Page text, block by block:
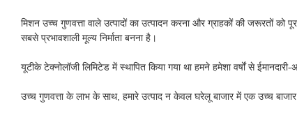
मिशन उच्च गुणवत्ता वाले उत्पादों का उत्पादन करना और ग्राहकों की जरूरतों
सबसे प्रभावशाली मूल्य निर्माता बनना है।
यूटीके टेक्नोलॉजी लिमिटेड में स्थापित किया गया था हमने हमेशा वर्षों से
उच्च गुणवत्ता के लाभ के साथ, हमारे उत्पाद न केवल घरेलू बाजार में एक उच्च बाजार